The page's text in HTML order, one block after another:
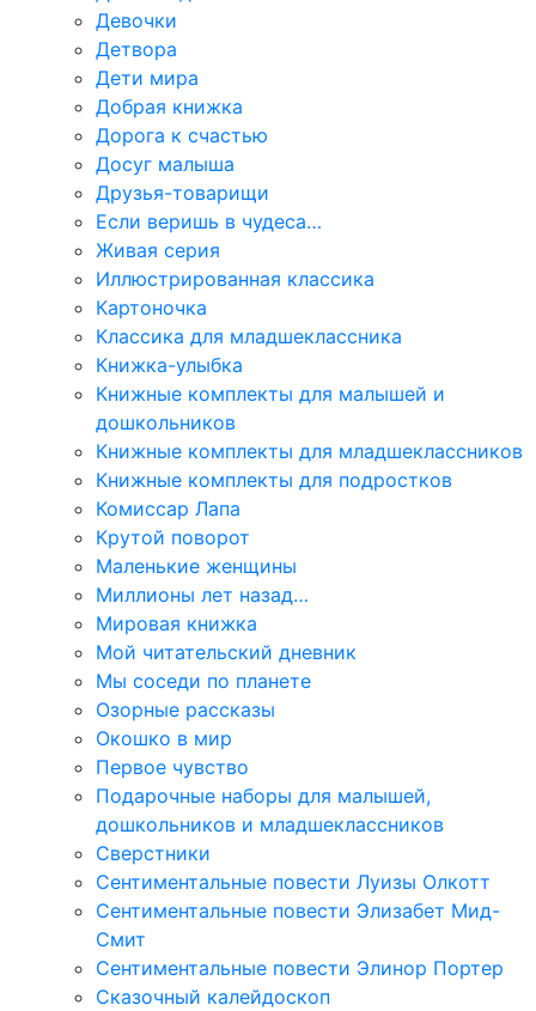
Девочки
Детвора
Дети мира
Добрая книжка
Дорога к счастью
Досуг малыша
Друзья-товарищи
Если веришь в чудеса…
Живая серия
Иллюстрированная классика
Картоночка
Классика для младшеклассника
Книжка-улыбка
Книжные комплекты для малышей и
дошкольников
Книжные комплекты для младшеклассников
Книжные комплекты для подростков
Комиссар Лапа
Крутой поворот
Маленькие женщины
Миллионы лет назад…
Мировая книжка
Мой читательский дневник
Мы соседи по планете
Озорные рассказы
Окошко в мир
Первое чувство
Подарочные наборы для малышей,
дошкольников и младшеклассников
Сверстники
Сентиментальные повести Луизы Олкотт
Сентиментальные повести Элизабет Мид-
Смит
Сентиментальные повести Элинор Портер
Сказочный калейдоскоп